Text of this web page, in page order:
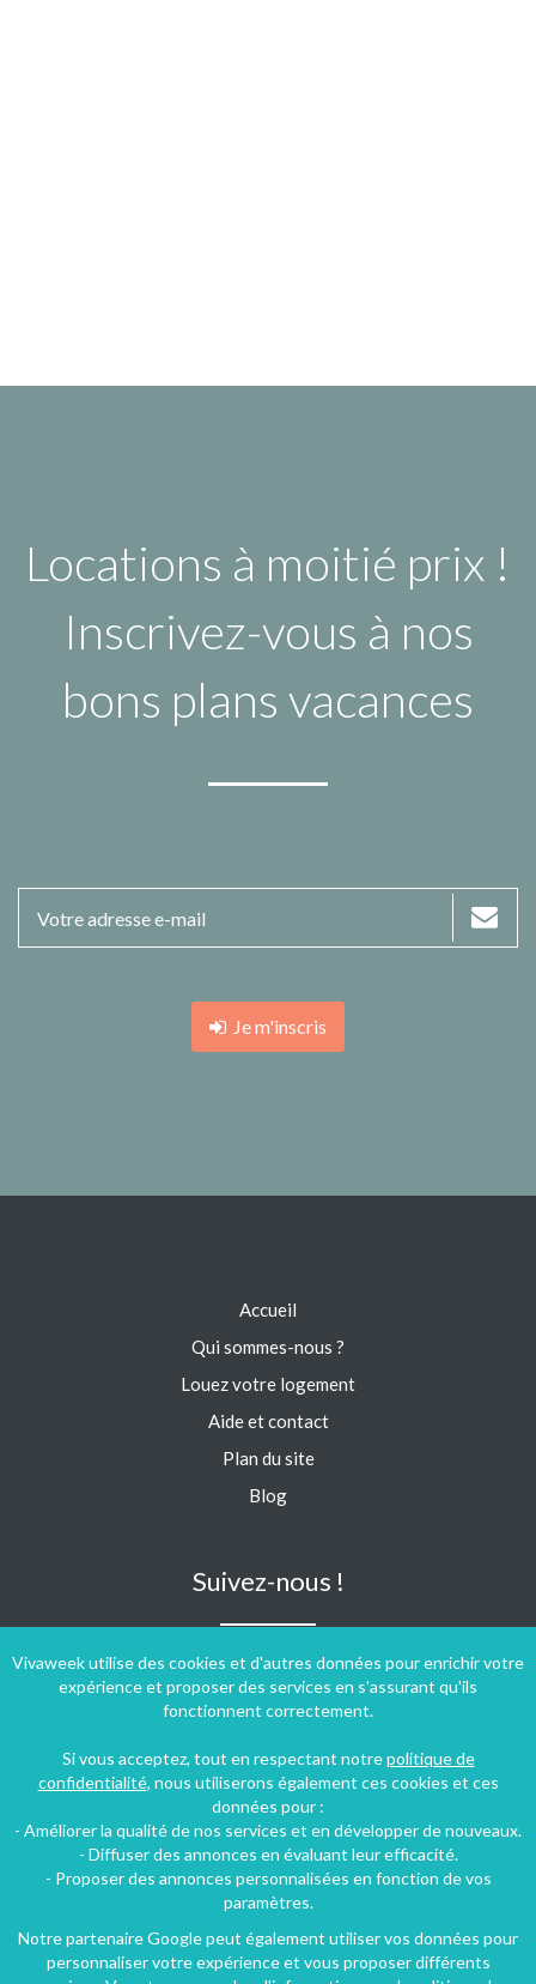
Locations à moitié prix !
Inscrivez-vous à nos
bons plans vacances
Je m'inscris
Vivaweek utilise des cookies et d'autres données pour enrichir votre
expérience et proposer des services en s'assurant qu'ils
fonctionnent correctement.
Si vous acceptez, tout en respectant notrepolitique de
confidentialité, nous utiliserons également ces cookies et ces
données pour :
- Améliorer la qualité de nos services et en développer de nouveaux.
- Diffuser des annonces en évaluant leur efficacité.
- Proposer des annonces personnalisées en fonction de vos
paramètres.
Notre partenaire Google peut également utiliser vos données pour
personnaliser votre expérience et vous proposer différents
Accueil
Qui sommes-nous ?
Louez votre logement
Aide et contact
Plan du site
Blog
Suivez-nous !
Conditions générales d'utilisation- Politique de confidentialité